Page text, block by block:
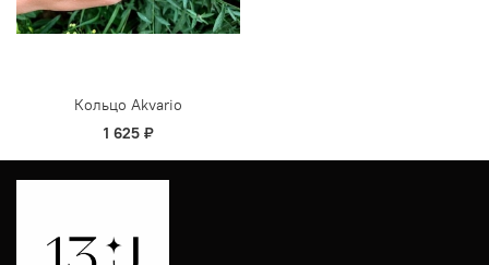
Кольцо Akvario
1 625 ₽